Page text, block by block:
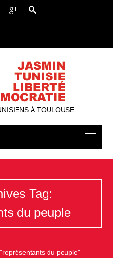
À TOULOUSE
Tag:
du peuple
du peuple"